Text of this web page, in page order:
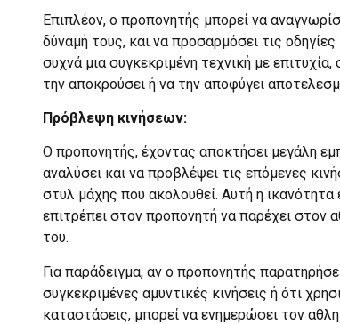
Επιπλέον, ο προπονητής μπορεί να
δύναμή τους, και να προσαρμόσει τις
συχνά μια συγκεκριμένη τεχνική με
την αποκρούσει ή να την αποφύγει
Πρόβλεψη κινήσεων:
Ο προπονητής, έχοντας αποκτήσει μεγάλη
αναλύσει και να προβλέψει τις επόμενες
στυλ μάχης που ακολουθεί. Αυτή η ικανότητα
επιτρέπει στον προπονητή να παρέχει στον
του.
Για παράδειγμα, αν ο προπονητής
συγκεκριμένες αμυντικές κινήσεις ή ότι
καταστάσεις, μπορεί να ενημερώσει τον